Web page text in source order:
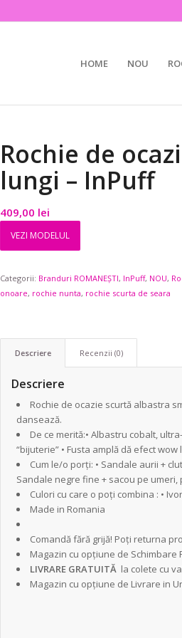
HOME NOU
Rochie de
lungi – InPuff
409,00 lei
VEZI MODELUL
Categorii: Branduri ROMANEȘTI, InPuff, NOU,
onoare, rochie nunta, rochie scurta de seara
Descriere Recenzii (0)
Descriere
Rochie de ocazie scurtă albastra
dansează.
De ce merită:• Albastru cobalt,
“bijuterie” • Fusta amplă dă efect
Cum le/o porți: • Sandale aurii +
Sandale negre fine + sacou pe
Culori cu care o poți combina : •
Made in Romania
Comandă fără grijă! Poți returna
Magazin cu opțiune de Schimbare
LIVRARE GRATUITĂ la colete cu
Magazin cu opțiune de Livrare in